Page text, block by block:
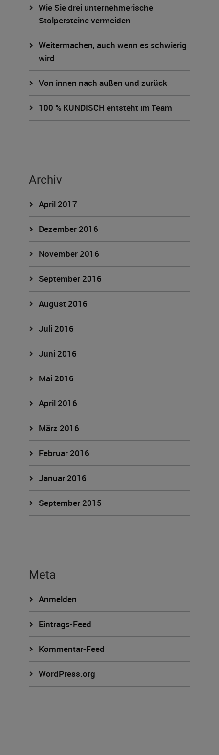
Wie Sie drei unternehmerische
Stolpersteine vermeiden
Weitermachen, auch wenn es schwierig
wird
Von innen nach außen und zurück
100 % KUNDISCH entsteht im Team
Archiv
April 2017
Dezember 2016
November 2016
September 2016
August 2016
Juli 2016
Juni 2016
Mai 2016
April 2016
März 2016
Februar 2016
Januar 2016
September 2015
Meta
Anmelden
Eintrags-Feed
Kommentar-Feed
WordPress.org